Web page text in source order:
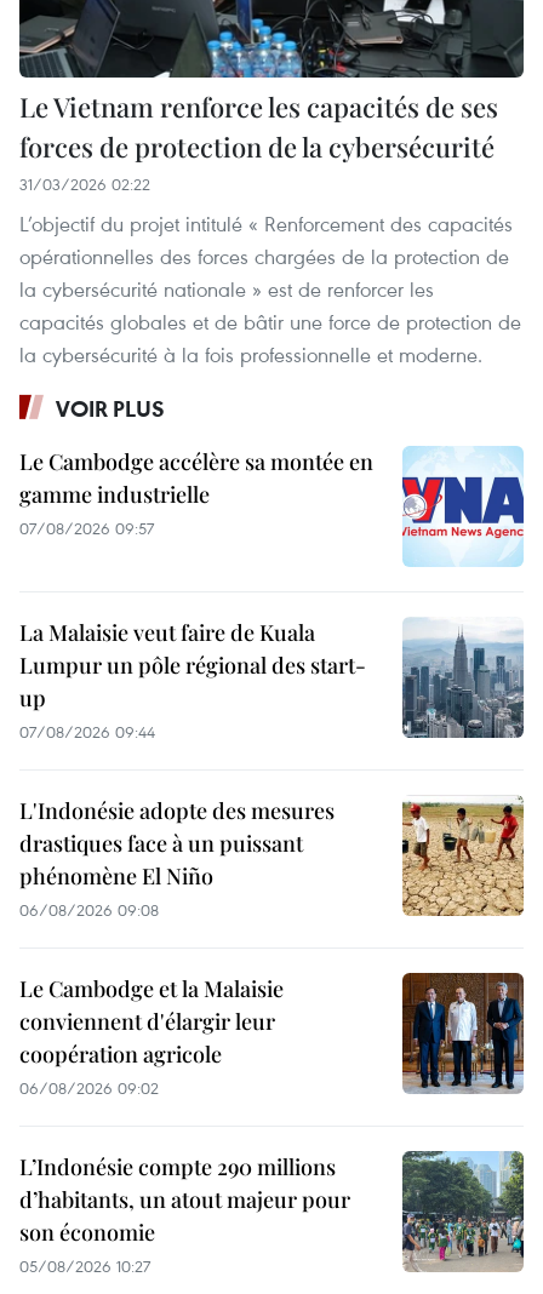
Le Vietnam renforce les capacités de ses
forces de protection de la cybersécurité
31/03/2026 02:22
L’objectif du projet intitulé « Renforcement des capacités
opérationnelles des forces chargées de la protection de
la cybersécurité nationale » est de renforcer les
capacités globales et de bâtir une force de protection de
la cybersécurité à la fois professionnelle et moderne.
VOIR PLUS
Le Cambodge accélère sa montée en
gamme industrielle
07/08/2026 09:57
La Malaisie veut faire de Kuala
Lumpur un pôle régional des start-
up
07/08/2026 09:44
L'Indonésie adopte des mesures
drastiques face à un puissant
phénomène El Niño
06/08/2026 09:08
Le Cambodge et la Malaisie
conviennent d'élargir leur
coopération agricole
06/08/2026 09:02
L’Indonésie compte 290 millions
d’habitants, un atout majeur pour
son économie
05/08/2026 10:27